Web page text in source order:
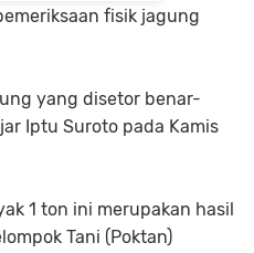
fisik jagung
yang disetor benar-
Iptu Suroto pada Kamis
1 ton ini merupakan hasil
Tani (Poktan)